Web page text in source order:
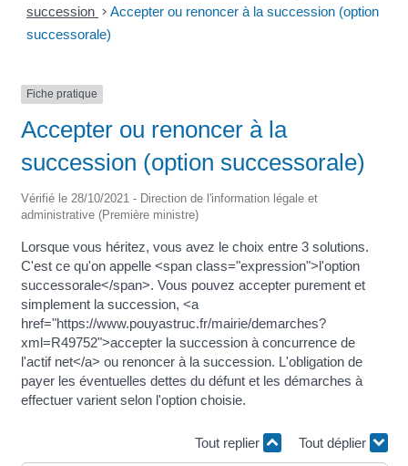
succession > Accepter ou renoncer à la succession (option
successorale)
Fiche pratique
Accepter ou renoncer à la
succession (option successorale)
Vérifié le 28/10/2021 - Direction de l'information légale et
administrative (Première ministre)
Lorsque vous héritez, vous avez le choix entre 3 solutions.
C'est ce qu'on appelle <span class="expression">l'option
successorale</span>. Vous pouvez accepter purement et
simplement la succession, <a
href="https://www.pouyastruc.fr/mairie/demarches?
xml=R49752">accepter la succession à concurrence de
l'actif net</a> ou renoncer à la succession. L'obligation de
payer les éventuelles dettes du défunt et les démarches à
effectuer varient selon l'option choisie.
Tout replier Tout déplier